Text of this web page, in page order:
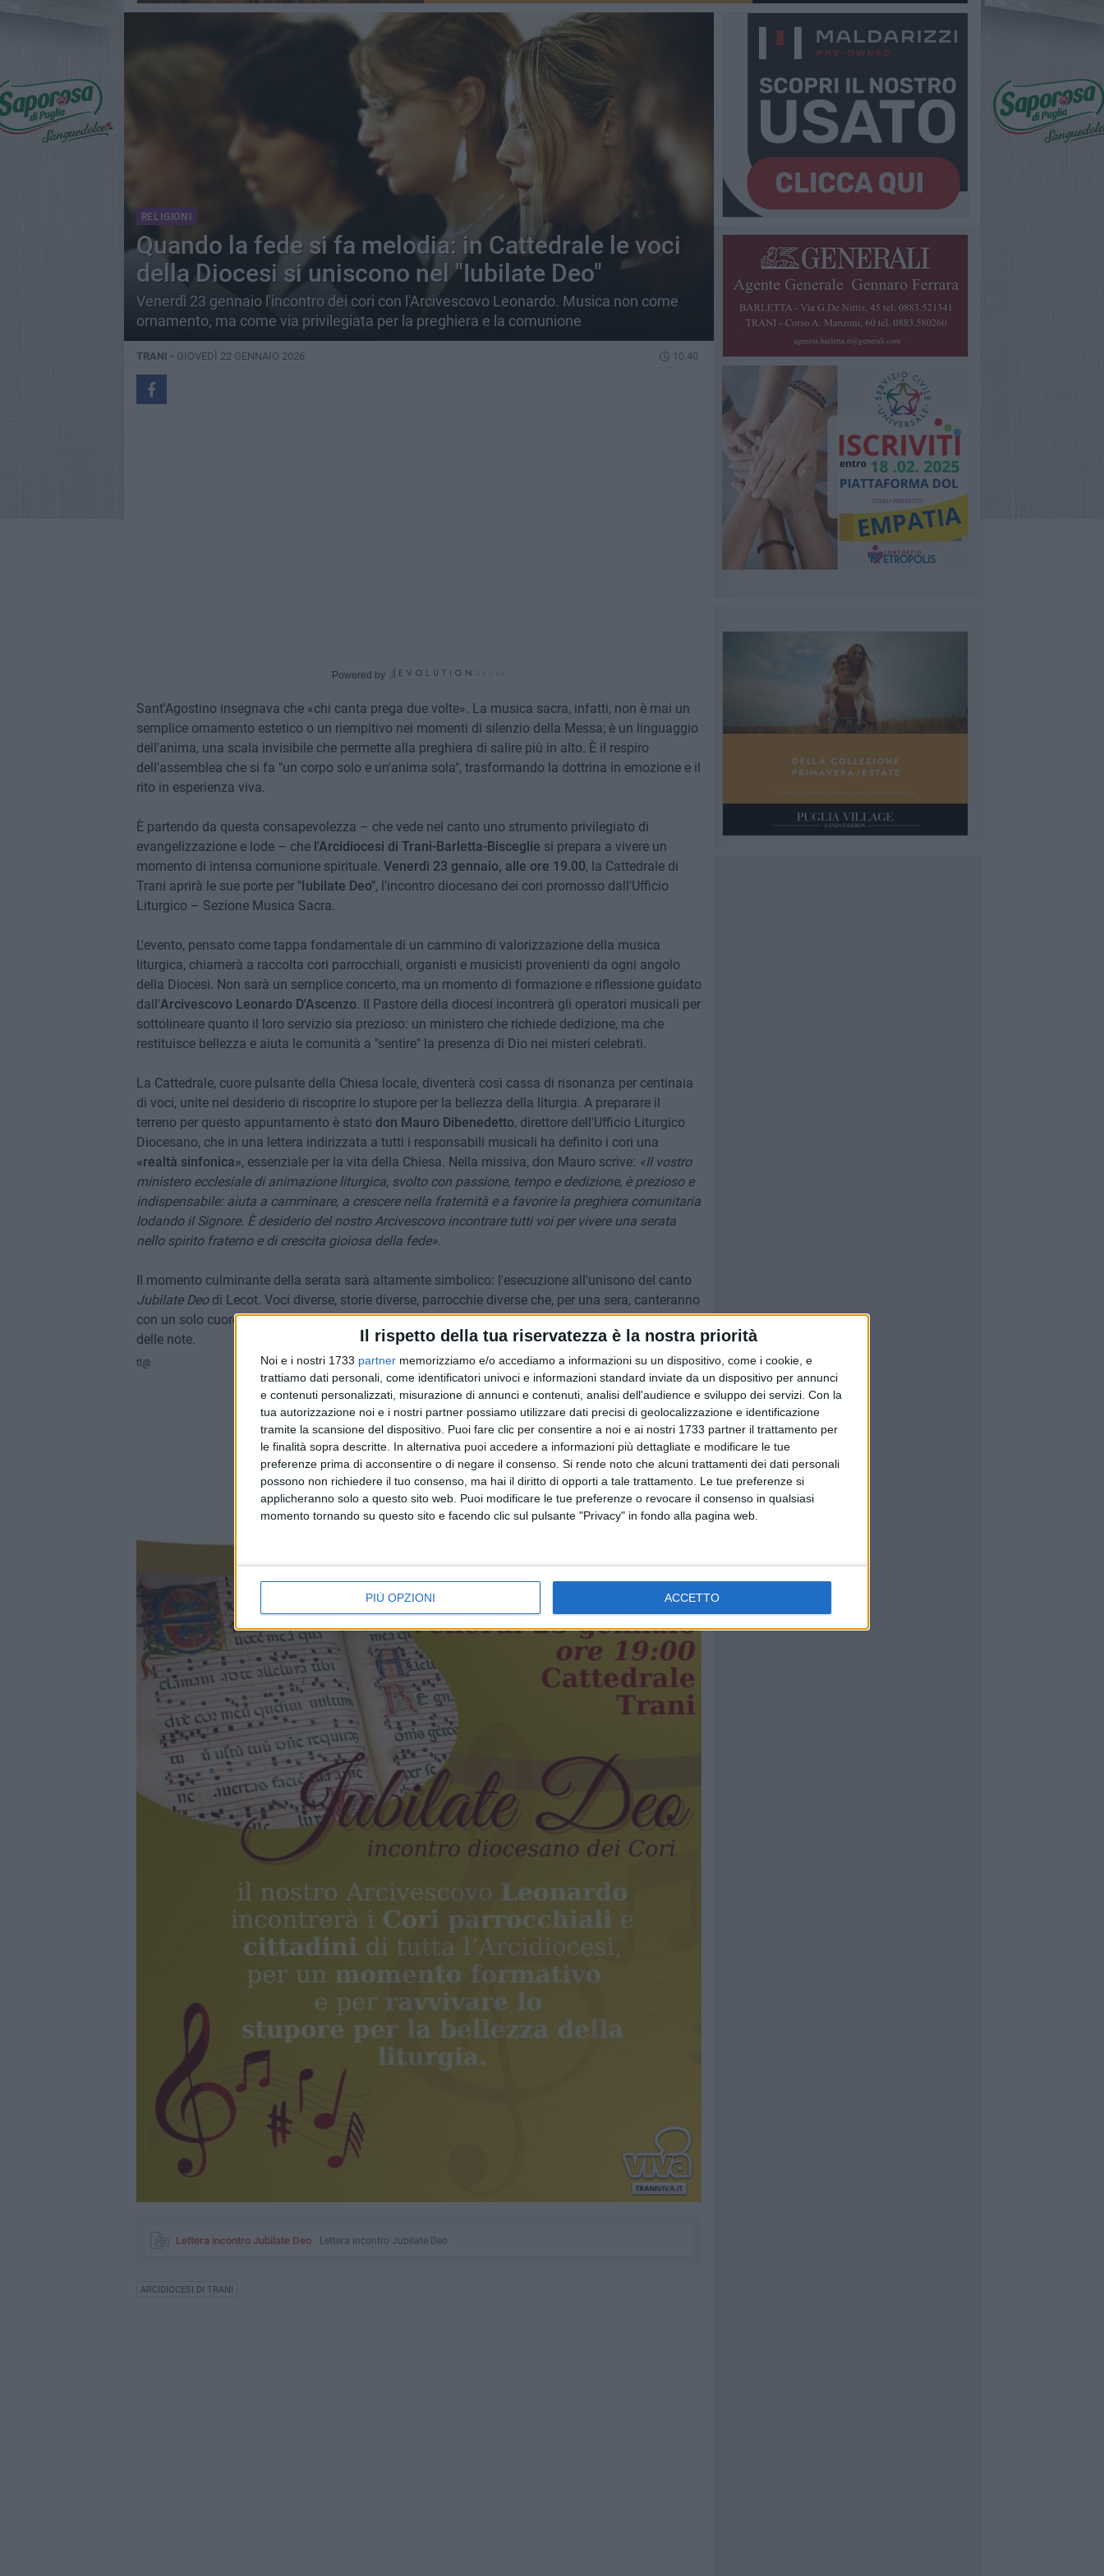
Il rispetto della tua riservatezza è la nostra priorità
Noi e i nostri 1733 partner memorizziamo e/o accediamo a informazioni su un dispositivo, come i cookie, e
trattiamo dati personali, come identificatori univoci e informazioni standard inviate da un dispositivo per annunci
e contenuti personalizzati, misurazione di annunci e contenuti, analisi dell'audience e sviluppo dei servizi. Con la
tua autorizzazione noi e i nostri partner possiamo utilizzare dati precisi di geolocalizzazione e identificazione
tramite la scansione del dispositivo. Puoi fare clic per consentire a noi e ai nostri 1733 partner il trattamento per
le finalità sopra descritte. In alternativa puoi accedere a informazioni più dettagliate e modificare le tue
preferenze prima di acconsentire o di negare il consenso. Si rende noto che alcuni trattamenti dei dati personali
possono non richiedere il tuo consenso, ma hai il diritto di opporti a tale trattamento. Le tue preferenze si
applicheranno solo a questo sito web. Puoi modificare le tue preferenze o revocare il consenso in qualsiasi
momento tornando su questo sito e facendo clic sul pulsante "Privacy" in fondo alla pagina web.
PIÙ OPZIONI ACCETTO
RELIGIONI
Quando la fede si fa melodia: in Cattedrale le voci
della Diocesi si uniscono nel "Iubilate Deo"
Venerdì 23 gennaio l'incontro dei cori con l'Arcivescovo Leonardo. Musica non come
ornamento, ma come via privilegiata per la preghiera e la comunione
TRANI - GIOVEDÌ 22 GENNAIO 2026 10.40
Powered by
Sant'Agostino insegnava che «chi canta prega due volte». La musica sacra, infatti, non è mai un
semplice ornamento estetico o un riempitivo nei momenti di silenzio della Messa; è un linguaggio
dell'anima, una scala invisibile che permette alla preghiera di salire più in alto. È il respiro
dell'assemblea che si fa "un corpo solo e un'anima sola", trasformando la dottrina in emozione e il
rito in esperienza viva.
È partendo da questa consapevolezza – che vede nel canto uno strumento privilegiato di
evangelizzazione e lode – che l'Arcidiocesi di Trani-Barletta-Bisceglie si prepara a vivere un
momento di intensa comunione spirituale. Venerdì 23 gennaio, alle ore 19.00, la Cattedrale di
Trani aprirà le sue porte per "Iubilate Deo", l'incontro diocesano dei cori promosso dall'Ufficio
Liturgico – Sezione Musica Sacra.
L'evento, pensato come tappa fondamentale di un cammino di valorizzazione della musica
liturgica, chiamerà a raccolta cori parrocchiali, organisti e musicisti provenienti da ogni angolo
della Diocesi. Non sarà un semplice concerto, ma un momento di formazione e riflessione guidato
dall'Arcivescovo Leonardo D'Ascenzo. Il Pastore della diocesi incontrerà gli operatori musicali per
sottolineare quanto il loro servizio sia prezioso: un ministero che richiede dedizione, ma che
restituisce bellezza e aiuta le comunità a "sentire" la presenza di Dio nei misteri celebrati.
La Cattedrale, cuore pulsante della Chiesa locale, diventerà così cassa di risonanza per centinaia
di voci, unite nel desiderio di riscoprire lo stupore per la bellezza della liturgia. A preparare il
terreno per questo appuntamento è stato don Mauro Dibenedetto, direttore dell'Ufficio Liturgico
Diocesano, che in una lettera indirizzata a tutti i responsabili musicali ha definito i cori una
«realtà sinfonica», essenziale per la vita della Chiesa. Nella missiva, don Mauro scrive: «Il vostro
ministero ecclesiale di animazione liturgica, svolto con passione, tempo e dedizione, è prezioso e
indispensabile: aiuta a camminare, a crescere nella fraternità e a favorire la preghiera comunitaria
lodando il Signore. È desiderio del nostro Arcivescovo incontrare tutti voi per vivere una serata
nello spirito fraterno e di crescita gioiosa della fede».
Il momento culminante della serata sarà altamente simbolico: l'esecuzione all'unisono del canto
Jubilate Deodi Lecot. Voci diverse, storie diverse, parrocchie diverse che, per una sera, canteranno
con un solo cuore, testimoniando che la bellezza della fede passa anche attraverso l'armonia
delle note.
tl@
Lettera incontro Jubilate Deo Lettera incontro Jubilate Deo
ARCIDIOCESI DI TRANI